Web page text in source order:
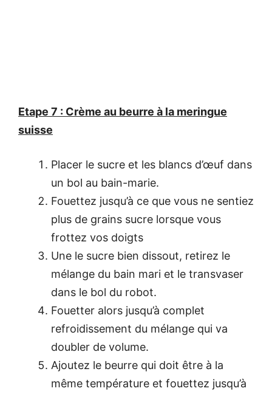
Etape 7 : Crème au beurre à la meringue
suisse
Placer le sucre et les blancs d’œuf dans
un bol au bain-marie.
Fouettez jusqu’à ce que vous ne sentiez
plus de grains sucre lorsque vous
frottez vos doigts
Une le sucre bien dissout, retirez le
mélange du bain mari et le transvaser
dans le bol du robot.
Fouetter alors jusqu’à complet
refroidissement du mélange qui va
doubler de volume.
Ajoutez le beurre qui doit être à la
même température et fouettez jusqu’à